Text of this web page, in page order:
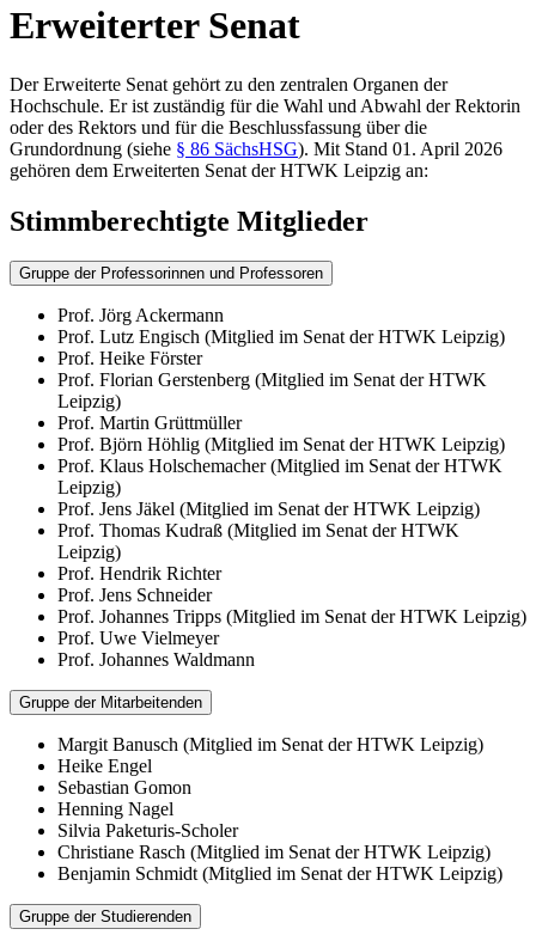
Erweiterter Senat
Der Erweiterte Senat gehört zu den zentralen Organen der
Hochschule. Er ist zuständig für die Wahl und Abwahl der Rektorin
oder des Rektors und für die Beschlussfassung über die
Grundordnung (siehe § 86 SächsHSG). Mit Stand 01. April 2026
gehören dem Erweiterten Senat der HTWK Leipzig an:
Stimmberechtigte Mitglieder
Gruppe der Professorinnen und Professoren
Prof. Jörg Ackermann
Prof. Lutz Engisch (Mitglied im Senat der HTWK Leipzig)
Prof. Heike Förster
Prof. Florian Gerstenberg (Mitglied im Senat der HTWK
Leipzig)
Prof. Martin Grüttmüller
Prof. Björn Höhlig (Mitglied im Senat der HTWK Leipzig)
Prof. Klaus Holschemacher (Mitglied im Senat der HTWK
Leipzig)
Prof. Jens Jäkel (Mitglied im Senat der HTWK Leipzig)
Prof. Thomas Kudraß (Mitglied im Senat der HTWK
Leipzig)
Prof. Hendrik Richter
Prof. Jens Schneider
Prof. Johannes Tripps (Mitglied im Senat der HTWK Leipzig)
Prof. Uwe Vielmeyer
Prof. Johannes Waldmann
Gruppe der Mitarbeitenden
Margit Banusch (Mitglied im Senat der HTWK Leipzig)
Heike Engel
Sebastian Gomon
Henning Nagel
Silvia Paketuris-Scholer
Christiane Rasch (Mitglied im Senat der HTWK Leipzig)
Benjamin Schmidt (Mitglied im Senat der HTWK Leipzig)
Gruppe der Studierenden